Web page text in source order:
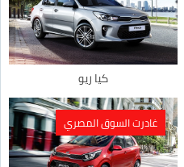
كيا ريو
غادرت السوق المصري